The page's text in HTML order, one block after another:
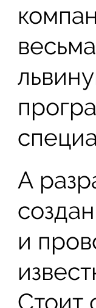
А
и
Стоит